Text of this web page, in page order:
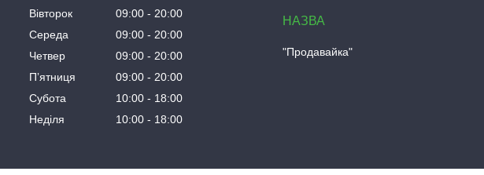
Вівторок
09:00
20:00
Середа
09:00
20:00
Четвер
09:00
20:00
Пʼятниця
09:00
20:00
Субота
10:00
18:00
Неділя
10:00 18:00
"Продавайка"